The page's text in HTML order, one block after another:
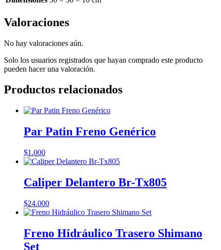
Valoraciones
No hay valoraciones aún.
Solo los usuarios registrados que hayan comprado este producto
pueden hacer una valoración.
Productos relacionados
Par Patin Freno Genérico
$1.000
Caliper Delantero Br-Tx805
$24.000
Freno Hidráulico Trasero Shimano
Set